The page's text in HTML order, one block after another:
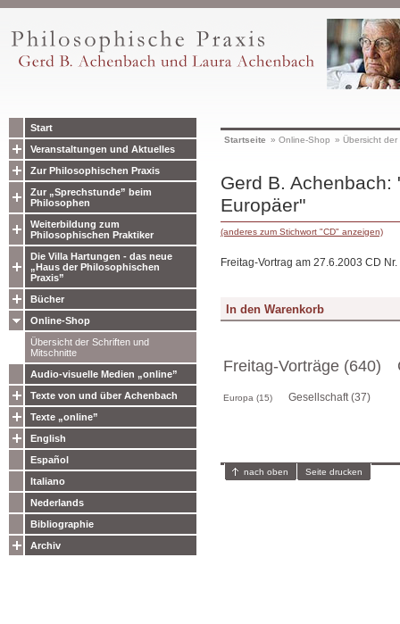
Start
Veranstaltungen und Aktuelles
Zur Philosophischen Praxis
Zur „Sprechstunde” beim
Philosophen
Weiterbildung zum
Philosophischen Praktiker
Die Villa Hartungen - das neue
„Haus der Philosophischen
Praxis”
Bücher
Online-Shop
Übersicht der Schriften und
Mitschnitte
Audio-visuelle Medien „online”
Texte von und über Achenbach
Texte „online”
English
Español
Italiano
Nederlands
Bibliographie
Archiv
Startseite » Online-Shop » Übersicht
Gerd B.
Europäer"
(anderes zum Stichwort "CD" anzeigen)
Freitag-Vortrag am 27.6.2003 CD Nr.
Freitag-Vorträge (640)
Europa (15) Gesellschaft (37)
nach oben Seite drucken